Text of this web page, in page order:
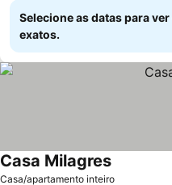
Selecione as datas para
exatos.
Casa/apartamento inteiro
Casa MilagresVer preços